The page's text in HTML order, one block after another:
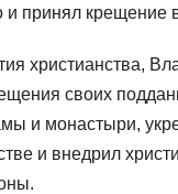
и принял крещение
христианства,
своих
и монастыри,
и внедрил